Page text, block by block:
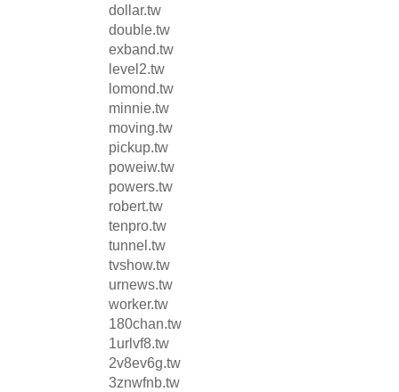
dollar.tw
double.tw
exband.tw
level2.tw
lomond.tw
minnie.tw
moving.tw
pickup.tw
poweiw.tw
powers.tw
robert.tw
tenpro.tw
tunnel.tw
tvshow.tw
urnews.tw
worker.tw
180chan.tw
1urlvf8.tw
2v8ev6g.tw
3znwfnb.tw